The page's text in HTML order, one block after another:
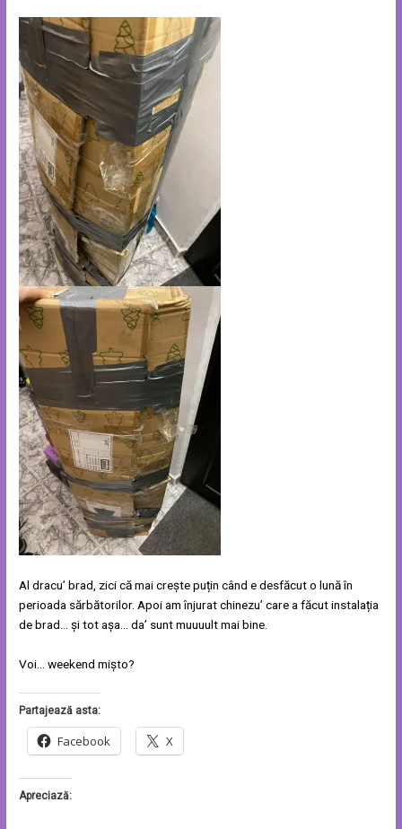
Al dracu’ brad, zici că mai crește puțin când e desfăcut o lună în
perioada sărbătorilor. Apoi am înjurat chinezu’ care a făcut instalația
de brad… și tot așa… da’ sunt muuuult mai bine.
Voi… weekend mișto?
Partajează asta:
Facebook X
Apreciază: